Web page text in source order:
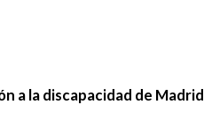
a la discapacidad de Madrid